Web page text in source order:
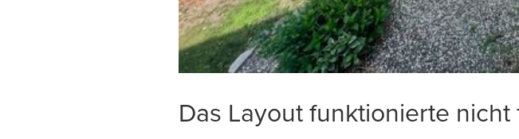
Das Layout funktionierte